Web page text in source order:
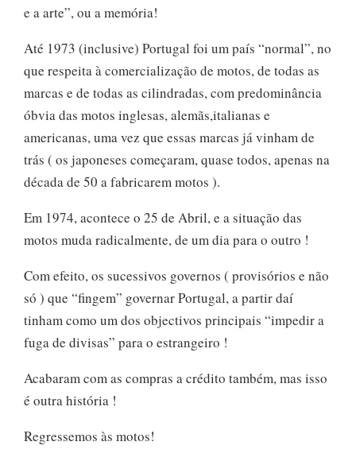
e a arte”, ou a memória!
Até 1973 (inclusive) Portugal foi um país “normal”, no
que respeita à comercialização de motos, de todas as
marcas e de todas as cilindradas, com predominância
óbvia das motos inglesas, alemãs,italianas e
americanas, uma vez que essas marcas já vinham de
trás ( os japoneses começaram, quase todos, apenas na
década de 50 a fabricarem motos ).
Em 1974, acontece o 25 de Abril, e a situação das
motos muda radicalmente, de um dia para o outro !
Com efeito, os sucessivos governos ( provisórios e não
só ) que “fingem” governar Portugal, a partir daí
tinham como um dos objectivos principais “impedir a
fuga de divisas” para o estrangeiro !
Acabaram com as compras a crédito também, mas isso
é outra história !
Regressemos às motos!